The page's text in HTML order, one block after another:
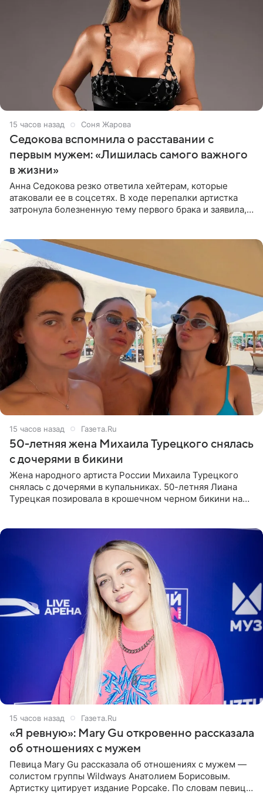
15 часов назад Соня Жарова
Седокова вспомнила о расставании с
первым мужем: «Лишилась самого важного
в жизни»
Анна Седокова резко ответила хейтерам, которые
атаковали ее в соцсетях. В ходе перепалки артистка
затронула болезненную тему первого брака и заявила,
15 часов назад Газета.Ru
50-летняя жена Михаила Турецкого снялась
с дочерями в бикини
Жена народного артиста России Михаила Турецкого
снялась с дочерями в купальниках. 50-летняя Лиана
Турецкая позировала в крошечном черном бикини на
15 часов назад Газета.Ru
«Я ревную»: Mary Gu откровенно рассказала
об отношениях с мужем
Певица Mary Gu рассказала об отношениях с мужем —
солистом группы Wildways Анатолием Борисовым.
Артистку цитирует издание Popcake. По словам певицы,